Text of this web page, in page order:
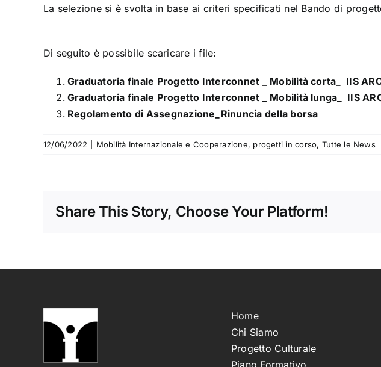
La selezione si è svolta in base ai criteri specificati nel Bando di
Di seguito è possibile scaricare i file:
Graduatoria finale Progetto Interconnet _ Mobilità corta_ IIS
Graduatoria finale Progetto Interconnet _ Mobilità lunga_ IIS
Regolamento di Assegnazione_Rinuncia della borsa
12/06/2022 Mobilità Internazionale e Cooperazione, progetti in corso, Tutte le News
Share This Story, Choose Your Platform!
Home
Chi Siamo
Progetto Culturale